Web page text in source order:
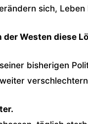
sich,
der Westen diese
bisherigen